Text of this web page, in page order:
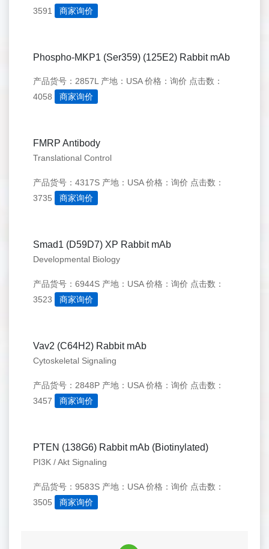
3591
商家询价
Phospho-MKP1 (Ser359) (125E2) Rabbit mAb
产品货号：2857L 产地：USA 价格：询价 点击数：
4058
商家询价
FMRP Antibody
Translational Control
产品货号：4317S 产地：USA 价格：询价 点击数：
3735
商家询价
Smad1 (D59D7) XP Rabbit mAb
Developmental Biology
产品货号：6944S 产地：USA 价格：询价 点击数：
3523
商家询价
Vav2 (C64H2) Rabbit mAb
Cytoskeletal Signaling
产品货号：2848P 产地：USA 价格：询价 点击数：
3457
商家询价
PTEN (138G6) Rabbit mAb (Biotinylated)
PI3K / Akt Signaling
产品货号：9583S 产地：USA 价格：询价 点击数：
3505
商家询价